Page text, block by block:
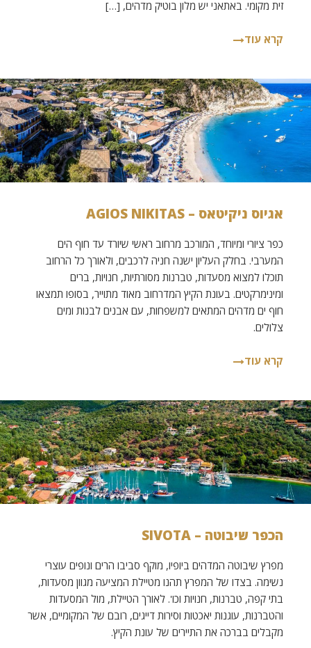
זית מקומי. באתאני יש מלון בוטיק מדהים, […]
קרא עוד
אגיוס ניקיטאס – AGIOS NIKITAS
כפר ציורי ומיוחד, המורכב מרחוב ראשי שיורד עד חוף הים
המערבי. בחלק העליון ישנה חניה לרכבים, ולאורך כל הרחוב
תוכלו למצוא מסעדות, טברנות מסורתיות, חנויות, ברים
ומינימרקטים. בעונת הקיץ המדרחוב מאוד מתוייר, בסופו תמצאו
חוף ים מדהים המתאים למשפחות, עם אבנים לבנות ומים
צלולים.
קרא עוד
הכפר שיבוטה – SIVOTA
מפרץ שיבוטה המדהים ביופיו, מוקף סביבו הרים ונופים עוצרי
נשימה. בצדו של המפרץ תהנו מטיילת המציעה מגוון מסעדות,
בתי קפה, טברנות, חנויות וכו'. לאורך הטיילת, מול המסעדות
והטברנות, עוגנות יאכטות וסירות דייגים, רובם של המקומיים, אשר
מקבלים בברכה את התיירים של עונת הקיץ.